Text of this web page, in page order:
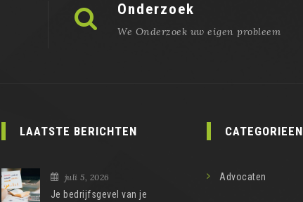
Onderzoek
We Onderzoek uw eigen probleem
LAATSTE BERICHTEN
juli 5, 2026
Je bedrijfsgevel van je
CATEGORIEEN
Advocaten